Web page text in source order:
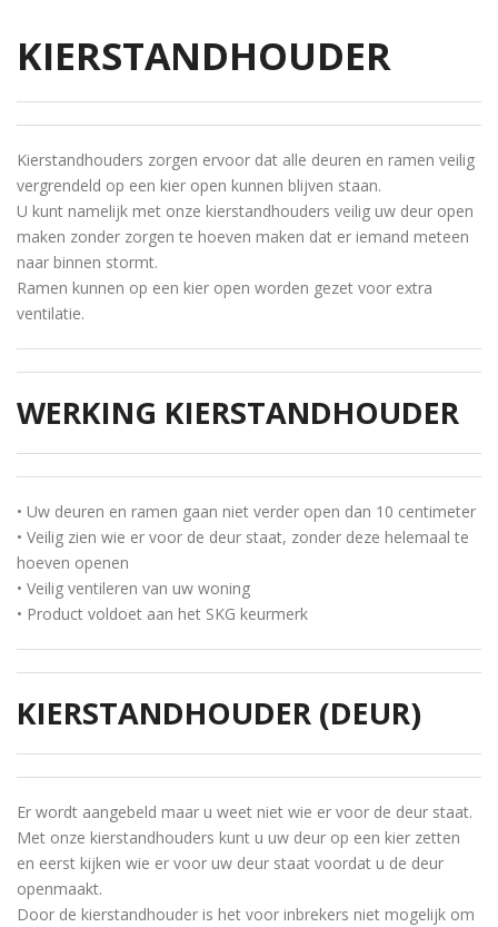
KIERSTANDHOUDER
Kierstandhouders zorgen ervoor dat alle deuren en ramen veilig
vergrendeld op een kier open kunnen blijven staan.
U kunt namelijk met onze kierstandhouders veilig uw deur open
maken zonder zorgen te hoeven maken dat er iemand meteen
naar binnen stormt.
Ramen kunnen op een kier open worden gezet voor extra
ventilatie.
WERKING KIERSTANDHOUDER
• Uw deuren en ramen gaan niet verder open dan 10 centimeter
• Veilig zien wie er voor de deur staat, zonder deze helemaal te
hoeven openen
• Veilig ventileren van uw woning
• Product voldoet aan het SKG keurmerk
KIERSTANDHOUDER (DEUR)
Er wordt aangebeld maar u weet niet wie er voor de deur staat.
Met onze kierstandhouders kunt u uw deur op een kier zetten
en eerst kijken wie er voor uw deur staat voordat u de deur
openmaakt.
Door de kierstandhouder is het voor inbrekers niet mogelijk om